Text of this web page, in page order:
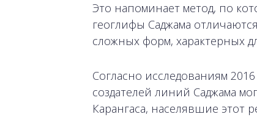
Это напоминает метод, по
геоглифы Саджама
сложных форм, характерных
Согласно исследованиям
создателей линий Саджама
Карангаса, населявшие этот